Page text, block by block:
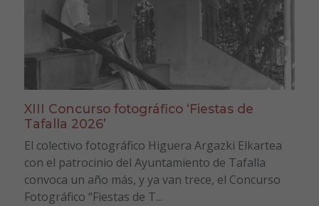
XIII Concurso fotográfico ‘Fiestas de
Tafalla 2026’
El colectivo fotográfico Higuera Argazki Elkartea
con el patrocinio del Ayuntamiento de Tafalla
convoca un año más, y ya van trece, el Concurso
Fotográfico “Fiestas de T...